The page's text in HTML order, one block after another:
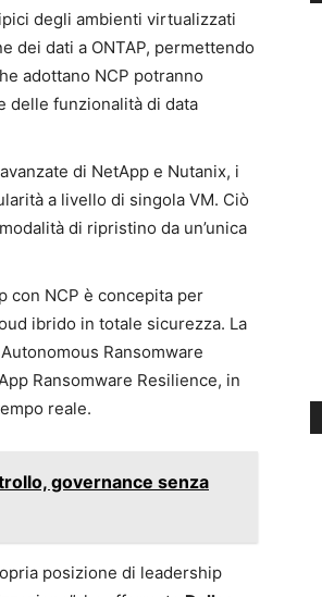
degli ambienti virtualizzati
dei dati a ONTAP, permettendo
adottano NCP potranno
delle funzionalità di data
di NetApp e Nutanix, i
a livello di singola VM. Ciò
di ripristino da un’unica
con NCP è concepita per
ibrido in totale sicurezza. La
Ransomware
Ransomware Resilience, in
reale.
governance senza
posizione di leadership